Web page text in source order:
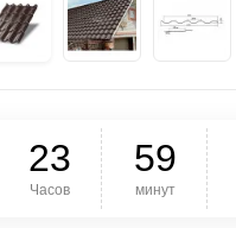
23
Часов
59
минут